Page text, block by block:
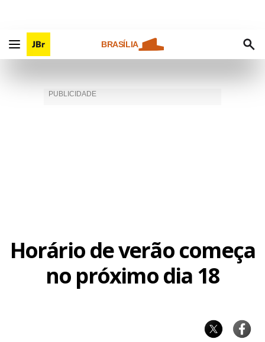
BRASÍLIA
Horário de verão começa
no próximo dia 18